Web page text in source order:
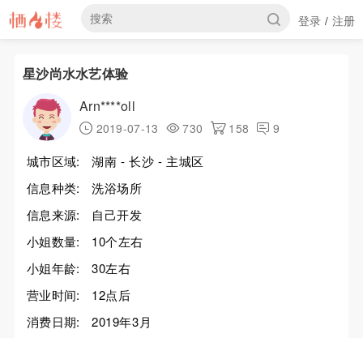
登录 / 注册
星沙尚水水艺体验
Arn****oll
2019-07-13 730 158 9
城市区域:
湖南 - 长沙 - 主城区
信息种类:
洗浴场所
信息来源:
自己开发
小姐数量:
10个左右
小姐年龄:
30左右
营业时间:
12点后
消费日期:
2019年3月